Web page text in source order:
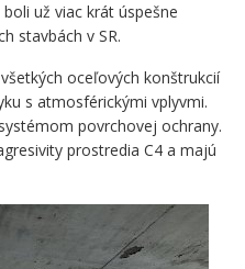
už viac krát úspešne
stavbách v SR.
oceľových konštrukcií
s atmosférickými vplyvmi.
povrchovej ochrany.
prostredia C4 a majú